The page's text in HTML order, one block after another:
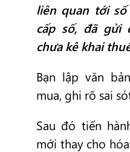
liên quan tới
cấp số, đã gửi
chưa kê khai
Bạn lập văn
mua, ghi rõ sai
Sau đó tiến
mới thay cho